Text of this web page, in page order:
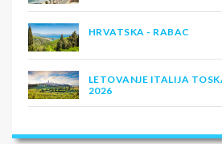
HRVATSKA - RABAC
LETOVANJE ITALIJA
2026